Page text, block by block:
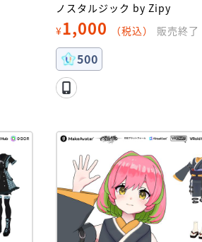
ノスタルジック by Zipy
¥1,000 （税込） 販売終了
500